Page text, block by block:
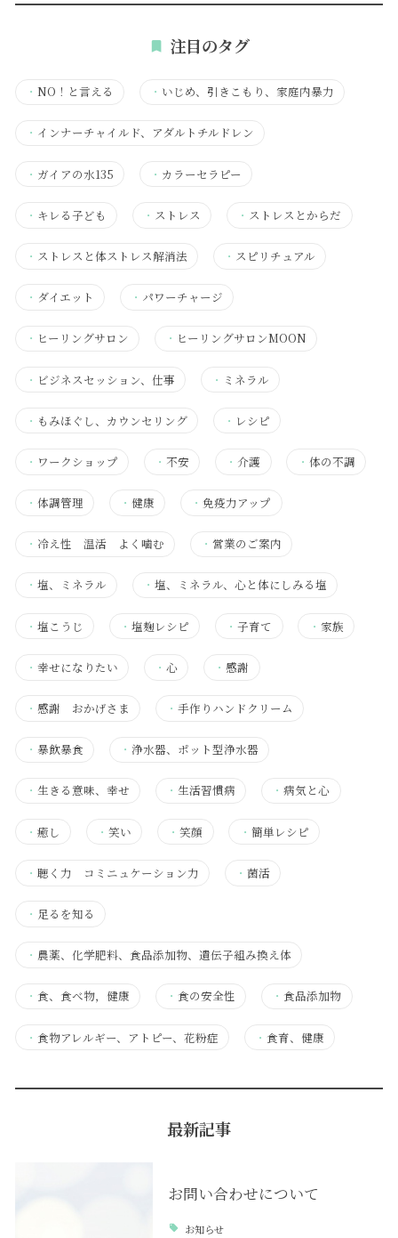
注目のタグ
・ NO！と言える ・ いじめ、引きこもり、家庭内暴力
・ インナーチャイルド、アダルトチルドレン
・ ガイアの水135 ・ カラーセラピー
・ キレる子ども ・ ストレス ・ ストレスとからだ
・ ストレスと体ストレス解消法 ・ スピリチュアル
・ ダイエット ・ パワーチャージ
・ ヒーリングサロン ・ ヒーリングサロンMOON
・ ビジネスセッション、仕事 ・ ミネラル
・ もみほぐし、カウンセリング ・ レシピ
・ ワークショップ ・不安 ・介護 ・ 体の不調
・ 体調管理 ・健康 ・ 免疫力アップ
・ 冷え性 温活 よく噛む ・営業のご案内
・ 塩、ミネラル ・塩、ミネラル、心と体にしみる塩
・ 塩こうじ ・塩麹レシピ ・子育て ・ 家族
・ 幸せになりたい ・心 ・感謝
・ 感謝 おかげさま ・手作りハンドクリーム
・ 暴飲暴食 ・浄水器、ポット型浄水器
・ 生きる意味、幸せ ・生活習慣病 ・病気と心
・ 癒し ・笑い ・笑顔 ・ 簡単レシピ
・ 聴く力 コミニュケーション力 ・菌活
・ 足るを知る
・ 農薬、化学肥料、食品添加物、遺伝子組み換え体
・ 食、食べ物，健康 ・ 食の安全性 ・ 食品添加物
・ 食物アレルギー、アトピー、花粉症 ・ 食育、健康
最新記事
お問い合わせについて
お知らせ